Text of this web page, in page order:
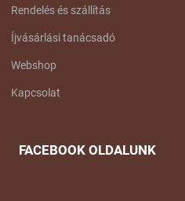
Rendelés és szállítás
Íjvásárlási tanácsadó
Webshop
Kapcsolat
FACEBOOK OLDALUNK